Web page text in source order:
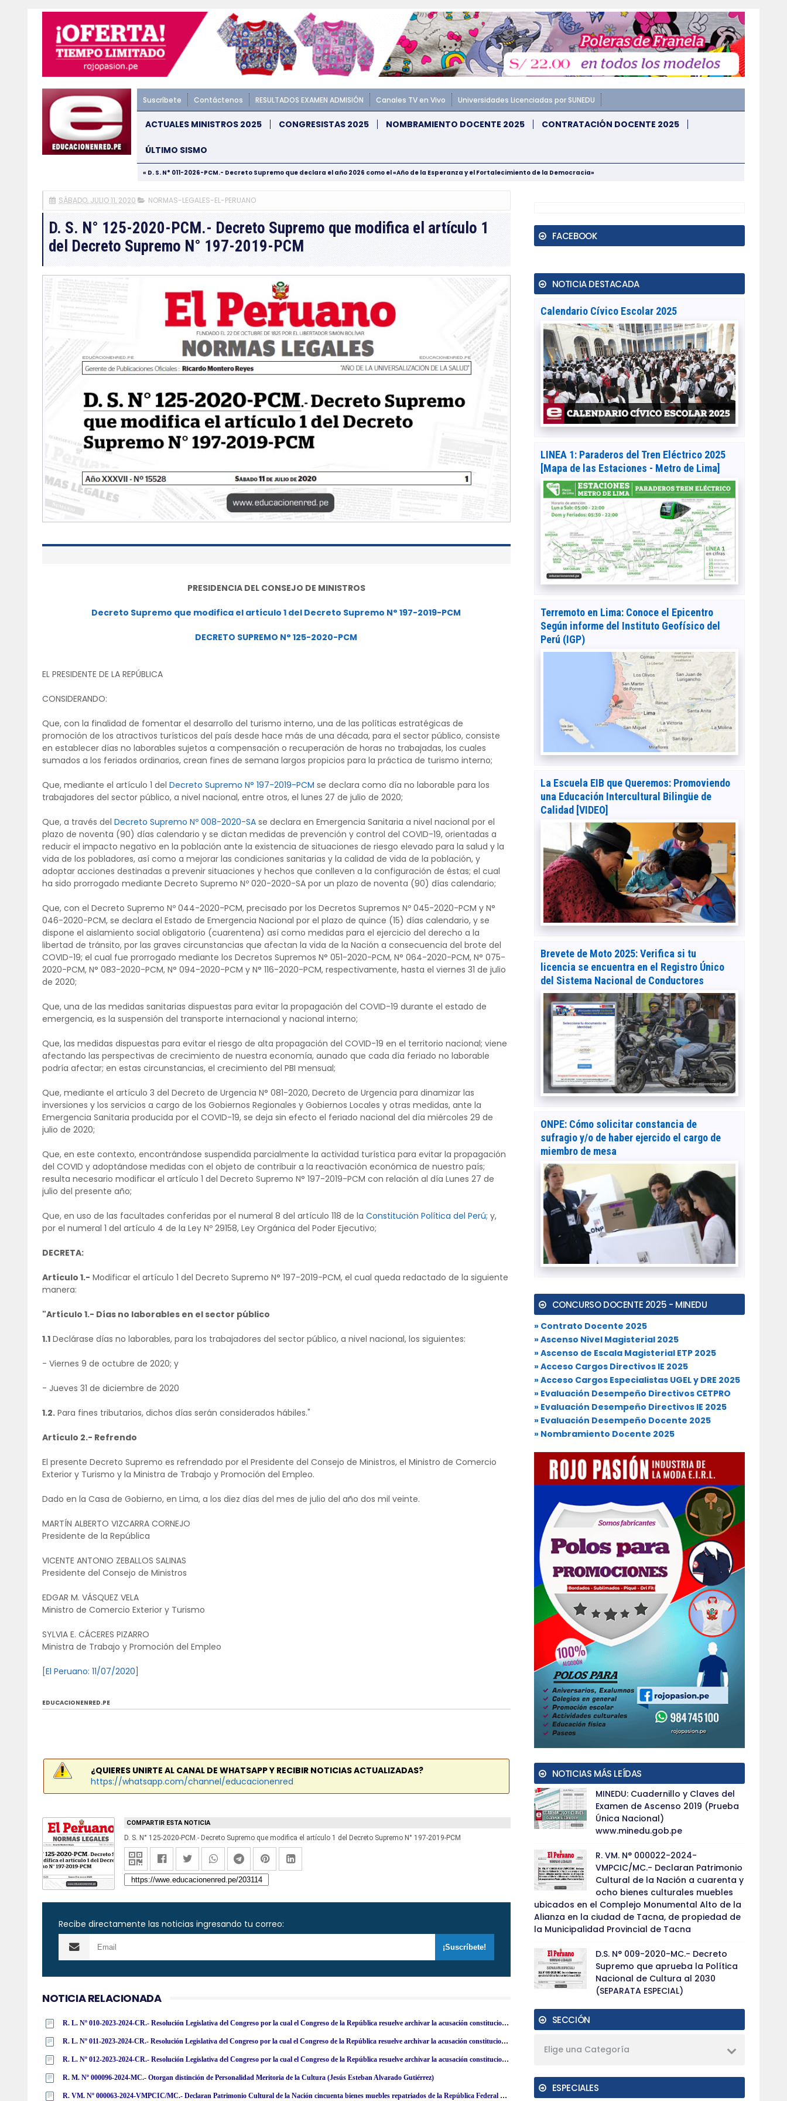
Suscríbete Contáctenos RESULTADOS EXAMEN ADMISIÓN Canales TV en Vivo Universidades Licenciadas por SUNEDU
ACTUALES MINISTROS 2025 CONGRESISTAS 2025 NOMBRAMIENTO DOCENTE 2025 CONTRATACIÓN DOCENTE 2025
ÚLTIMO SISMO
« D. S. N° 011-2026-PCM.- Decreto Supremo que declara el año 2026 como el «Año de la Esperanza y el Fortalecimiento de la Democracia»
SÁBADO, JULIO 11, 2020 NORMAS-LEGALES-EL-PERUANO
D. S. N° 125-2020-PCM.- Decreto Supremo que modifica el artículo 1
del Decreto Supremo N° 197-2019-PCM
PRESIDENCIA DEL CONSEJO DE MINISTROS
Decreto Supremo que modifica el artículo 1 del Decreto Supremo N° 197-2019-PCM
DECRETO SUPREMO N° 125-2020-PCM
EL PRESIDENTE DE LA REPÚBLICA
CONSIDERANDO:
Que, con la finalidad de fomentar el desarrollo del turismo interno, una de las políticas estratégicas de
promoción de los atractivos turísticos del país desde hace más de una década, para el sector público, consiste
en establecer días no laborables sujetos a compensación o recuperación de horas no trabajadas, los cuales
sumados a los feriados ordinarios, crean fines de semana largos propicios para la práctica de turismo interno;
Que, mediante el artículo 1 del Decreto Supremo N° 197-2019-PCM se declara como día no laborable para los
trabajadores del sector público, a nivel nacional, entre otros, el lunes 27 de julio de 2020;
Que, a través del Decreto Supremo Nº 008-2020-SA se declara en Emergencia Sanitaria a nivel nacional por el
plazo de noventa (90) días calendario y se dictan medidas de prevención y control del COVID-19, orientadas a
reducir el impacto negativo en la población ante la existencia de situaciones de riesgo elevado para la salud y la
vida de los pobladores, así como a mejorar las condiciones sanitarias y la calidad de vida de la población, y
adoptar acciones destinadas a prevenir situaciones y hechos que conlleven a la configuración de éstas; el cual
ha sido prorrogado mediante Decreto Supremo Nº 020-2020-SA por un plazo de noventa (90) días calendario;
Que, con el Decreto Supremo Nº 044-2020-PCM, precisado por los Decretos Supremos Nº 045-2020-PCM y N°
046-2020-PCM, se declara el Estado de Emergencia Nacional por el plazo de quince (15) días calendario, y se
dispone el aislamiento social obligatorio (cuarentena) así como medidas para el ejercicio del derecho a la
libertad de tránsito, por las graves circunstancias que afectan la vida de la Nación a consecuencia del brote del
COVID-19; el cual fue prorrogado mediante los Decretos Supremos N° 051-2020-PCM, N° 064-2020-PCM, N° 075-
2020-PCM, N° 083-2020-PCM, N° 094-2020-PCM y N° 116-2020-PCM, respectivamente, hasta el viernes 31 de julio
de 2020;
Que, una de las medidas sanitarias dispuestas para evitar la propagación del COVID-19 durante el estado de
emergencia, es la suspensión del transporte internacional y nacional interno;
Que, las medidas dispuestas para evitar el riesgo de alta propagación del COVID-19 en el territorio nacional; viene
afectando las perspectivas de crecimiento de nuestra economía, aunado que cada día feriado no laborable
podría afectar; en estas circunstancias, el crecimiento del PBI mensual;
Que, mediante el artículo 3 del Decreto de Urgencia N° 081-2020, Decreto de Urgencia para dinamizar las
inversiones y los servicios a cargo de los Gobiernos Regionales y Gobiernos Locales y otras medidas, ante la
Emergencia Sanitaria producida por el COVID-19, se deja sin efecto el feriado nacional del día miércoles 29 de
julio de 2020;
Que, en este contexto, encontrándose suspendida parcialmente la actividad turística para evitar la propagación
del COVID y adoptándose medidas con el objeto de contribuir a la reactivación económica de nuestro país;
resulta necesario modificar el artículo 1 del Decreto Supremo N° 197-2019-PCM con relación al día Lunes 27 de
julio del presente año;
Que, en uso de las facultades conferidas por el numeral 8 del artículo 118 de la Constitución Política del Perú; y,
por el numeral 1 del artículo 4 de la Ley Nº 29158, Ley Orgánica del Poder Ejecutivo;
DECRETA:
Artículo 1.- Modificar el artículo 1 del Decreto Supremo N° 197-2019-PCM, el cual queda redactado de la siguiente
manera:
"Artículo 1.- Días no laborables en el sector público
1.1 Declárase días no laborables, para los trabajadores del sector público, a nivel nacional, los siguientes:
- Viernes 9 de octubre de 2020; y
- Jueves 31 de diciembre de 2020
1.2. Para fines tributarios, dichos días serán considerados hábiles."
Artículo 2.- Refrendo
El presente Decreto Supremo es refrendado por el Presidente del Consejo de Ministros, el Ministro de Comercio
Exterior y Turismo y la Ministra de Trabajo y Promoción del Empleo.
Dado en la Casa de Gobierno, en Lima, a los diez días del mes de julio del año dos mil veinte.
MARTÍN ALBERTO VIZCARRA CORNEJO
Presidente de la República
VICENTE ANTONIO ZEBALLOS SALINAS
Presidente del Consejo de Ministros
EDGAR M. VÁSQUEZ VELA
Ministro de Comercio Exterior y Turismo
SYLVIA E. CÁCERES PIZARRO
Ministra de Trabajo y Promoción del Empleo
[El Peruano: 11/07/2020
EDUCACIONENRED.PE
¿QUIERES UNIRTE AL CANAL DE WHATSAPP Y RECIBIR NOTICIAS ACTUALIZADAS?
https://whatsapp.com/channel/educacionenred
COMPARTIR ESTA NOTICIA
D. S. N° 125-2020-PCM.- Decreto Supremo que modifica el artículo 1 del Decreto Supremo N° 197-2019-PCM
Recibe directamente las noticias ingresando tu correo:
NOTICIA RELACIONADA
R. L. Nº 010-2023-2024-CR.- Resolución Legislativa del Congreso por la cual el Congreso de la República resuelve archivar la acusación constitucional contra el miembro de la Junta Nacional de Justicia Henry José Ávila Herrera por infracción de los artículos 156, inciso 3, y 139, inciso 3, de la Constitución Política
R. L. Nº 011-2023-2024-CR.- Resolución Legislativa del Congreso por la cual el Congreso de la República resuelve archivar la acusación constitucional contra el miembro de la Junta Nacional de Justicia Guillermo Santiago Thornberry Villarán por infracción de los artículos 156, inciso 3, y 139, inciso 3, de la Constitución Política
R. L. Nº 012-2023-2024-CR.- Resolución Legislativa del Congreso por la cual el Congreso de la República resuelve archivar la acusación constitucional contra la miembro de la Junta Nacional de Justicia María Amabilia Zavala Valladares por infracción de los artículos 156, inciso 3, y 139, inciso 3, de la Constitución Política
R. M. Nº 000096-2024-MC.- Otorgan distinción de Personalidad Meritoria de la Cultura (Jesús Esteban Alvarado Gutiérrez)
R. VM. Nº 000063-2024-VMPCIC/MC.- Declaran Patrimonio Cultural de la Nación cincuenta bienes muebles repatriados de la República Federal de Alemania
FACEBOOK
NOTICIA DESTACADA
Calendario Cívico Escolar 2025
LINEA 1: Paraderos del Tren Eléctrico 2025
[Mapa de las Estaciones - Metro de Lima]
Terremoto en Lima: Conoce el Epicentro
Según informe del Instituto Geofísico del
Perú (IGP)
La Escuela EIB que Queremos: Promoviendo
una Educación Intercultural Bilingüe de
Calidad [VIDEO]
Brevete de Moto 2025: Verifica si tu
licencia se encuentra en el Registro Único
del Sistema Nacional de Conductores
ONPE: Cómo solicitar constancia de
sufragio y/o de haber ejercido el cargo de
miembro de mesa
CONCURSO DOCENTE 2025 - MINEDU
» Contrato Docente 2025
» Ascenso Nivel Magisterial 2025
» Ascenso de Escala Magisterial ETP 2025
» Acceso Cargos Directivos IE 2025
» Acceso Cargos Especialistas UGEL y DRE 2025
» Evaluación Desempeño Directivos CETPRO
» Evaluación Desempeño Directivos IE 2025
» Evaluación Desempeño Docente 2025
» Nombramiento Docente 2025
NOTICIAS MÁS LEÍDAS
MINEDU: Cuadernillo y Claves del
Examen de Ascenso 2019 (Prueba
Única Nacional)
www.minedu.gob.pe
R. VM. N° 000022-2024-
VMPCIC/MC.- Declaran Patrimonio
Cultural de la Nación a cuarenta y
ocho bienes culturales muebles
ubicados en el Complejo Monumental Alto de la
Alianza en la ciudad de Tacna, de propiedad de
la Municipalidad Provincial de Tacna
D.S. N° 009-2020-MC.- Decreto
Supremo que aprueba la Política
Nacional de Cultura al 2030
(SEPARATA ESPECIAL)
SECCIÓN
Elige una Categoría
ESPECIALES